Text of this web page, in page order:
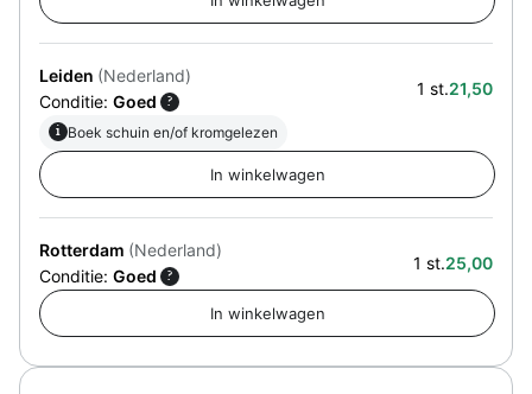
Leiden (Nederland)
Conditie: Goed ?
1 st.21,50
i Boek schuin en/of kromgelezen
Rotterdam (Nederland)
Conditie: Goed ?
1 st.25,00